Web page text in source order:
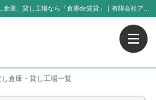
印西市 クレーン付き ｜貸し倉庫・貸し工場一覧｜貸し倉庫、貸し工場なら「倉庫de賃貸」｜有限会社アイエヌジー・トゥエンティーワン
し倉庫・貸し工場一覧